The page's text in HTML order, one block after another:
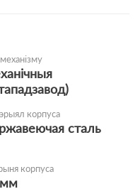
корпуса
сталь
корпуса